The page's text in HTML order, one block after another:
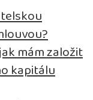
mám založit
kapitálu